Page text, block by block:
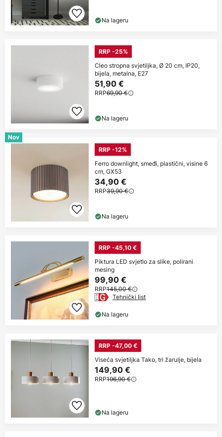
Na lageru
RRP -25%
Cleo stropna svjetiljka, Ø 20 cm, IP20,
bijela, metalna, E27
51,90 €
RRP69,90 €
Na lageru
Nov
RRP -12%
Ferro downlight, smeđi, plastični, visine 6
cm, GX53
34,90 €
RRP39,90 €
Na lageru
RRP -45,10 €
Piktura LED svjetlo za slike, polirani
mesing
99,90 €
RRP145,00 €
Tehnički list
Na lageru
RRP -47,00 €
Viseća svjetiljka Tako, tri žarulje, bijela
149,90 €
RRP196,90 €
Na lageru